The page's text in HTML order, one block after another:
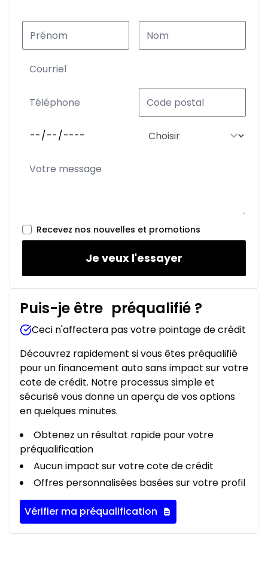
Recevez nos nouvelles et promotions
Je veux l'essayer
Puis-je être préqualifié ?
Ceci n'affectera pas votre pointage de crédit
Découvrez rapidement si vous êtes préqualifié
pour un financement auto sans impact sur votre
cote de crédit. Notre processus simple et
sécurisé vous donne un aperçu de vos options
en quelques minutes.
Obtenez un résultat rapide pour votre
préqualification
Aucun impact sur votre cote de crédit
Offres personnalisées basées sur votre profil
Vérifier ma préqualification